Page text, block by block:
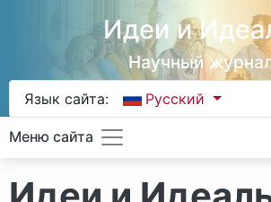
Идеи и
Научный
Язык сайта: Русский
Меню сайта